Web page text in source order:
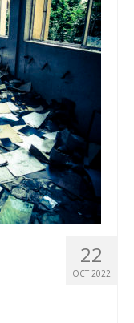
22
OCT 2022